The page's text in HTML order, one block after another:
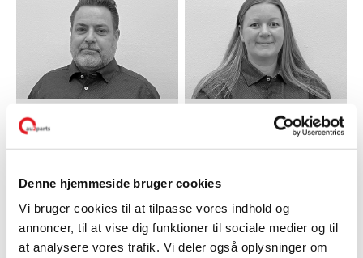
Denne hjemmeside bruger cookies
Vi bruger cookies til at tilpasse vores indhold og
annoncer, til at vise dig funktioner til sociale medier og til
at analysere vores trafik. Vi deler også oplysninger om
HOLST
CHARLENE
RYTTER